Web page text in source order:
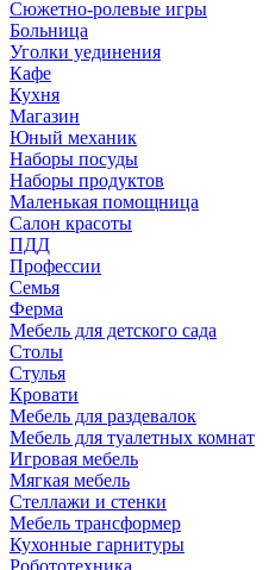
Сюжетно-ролевые игры
Больница
Уголки уединения
Кафе
Кухня
Магазин
Юный механик
Наборы посуды
Наборы продуктов
Маленькая помощница
Салон красоты
ПДД
Профессии
Семья
Ферма
Мебель для детского сада
Столы
Cтулья
Кровати
Мебель для раздевалок
Мебель для туалетных комнат
Игровая мебель
Мягкая мебель
Стеллажи и стенки
Мебель трансформер
Кухонные гарнитуры
Робототехника